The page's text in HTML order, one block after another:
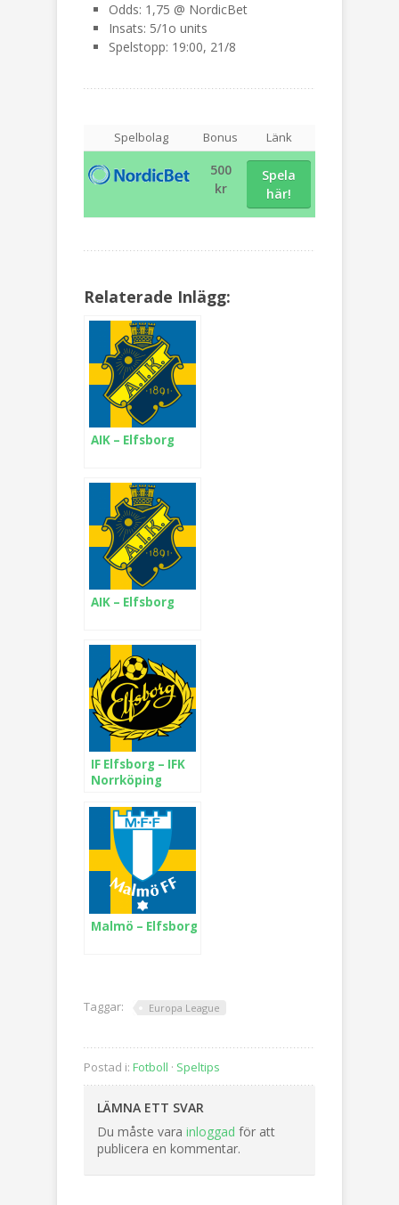
Odds: 1,75 @ NordicBet
Insats: 5/1o units
Spelstopp: 19:00, 21/8
Spelbolag Bonus Länk
500
kr
Spela
här!
Relaterade Inlägg:
AIK – Elfsborg
AIK – Elfsborg
IF Elfsborg – IFK
Norrköping
Malmö – Elfsborg
Taggar: Europa League
Postad i: Fotboll · Speltips
LÄMNA ETT SVAR
Du måste vara inloggad för att
publicera en kommentar.